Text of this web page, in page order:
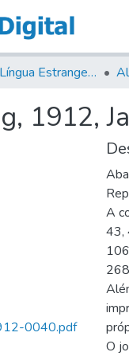
Jornais em Língua Estrangeira
1912,
0040.pdf
A
43,
O